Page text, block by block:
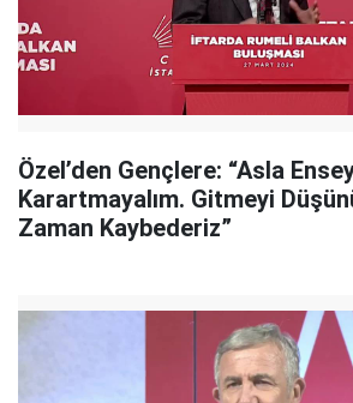
Özel’den Gençlere: “Asla
Karartmayalım. Gitmeyi
Zaman Kaybederiz”